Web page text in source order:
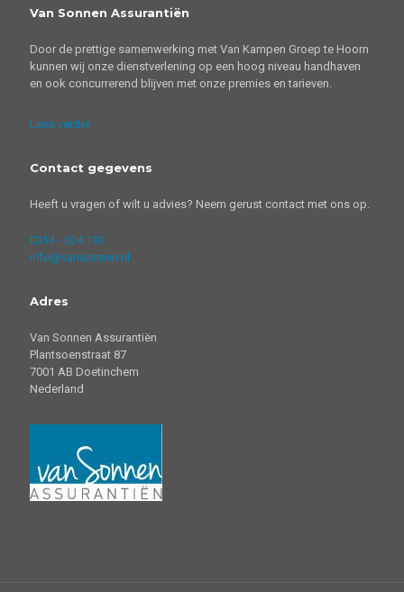
Van Sonnen Assurantiën
Door de prettige samenwerking met Van Kampen Groep te Hoorn
kunnen wij onze dienstverlening op een hoog niveau handhaven
en ook concurrerend blijven met onze premies en tarieven.
Lees verder
Contact gegevens
Heeft u vragen of wilt u advies? Neem gerust contact met ons op.
0314 - 624 133
info@vansonnen.nl
Adres
Van Sonnen Assurantiën
Plantsoenstraat 87
7001 AB Doetinchem
Nederland